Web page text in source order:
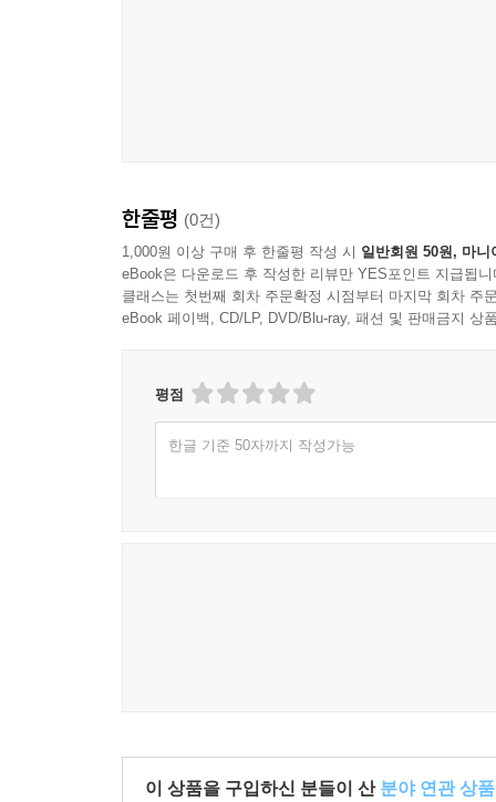
한줄평 (0건)
1,000원 이상 구매 후 한줄평 작성 시 일반회원 50원, 마니
eBook은 다운로드 후 작성한 리뷰만 YES포인트 지급됩니
클래스는 첫번째 회차 주문확정 시점부터 마지막 회차 주
eBook 페이백, CD/LP, DVD/Blu-ray, 패션 및 판매금지 상
평점
한글 기준 50자까지 작성가능
이 상품을 구입하신 분들이 산 분야 연관 상품